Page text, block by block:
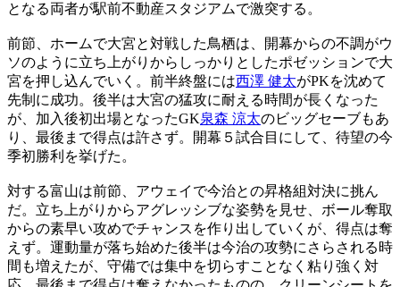
となる両者が駅前不動産スタジアムで激突する。
前節、ホームで大宮と対戦した鳥栖は、開幕からの不調がウ
ソのように立ち上がりからしっかりとしたポゼッションで大
宮を押し込んでいく。前半終盤には西澤 健太がPKを沈めて
先制に成功。後半は大宮の猛攻に耐える時間が長くなった
が、加入後初出場となったGK泉森 涼太のビッグセーブもあ
り、最後まで得点は許さず。開幕５試合目にして、待望の今
季初勝利を挙げた。
対する富山は前節、アウェイで今治との昇格組対決に挑ん
だ。立ち上がりからアグレッシブな姿勢を見せ、ボール奪取
からの素早い攻めでチャンスを作り出していくが、得点は奪
えず。運動量が落ち始めた後半は今治の攻勢にさらされる時
間も増えたが、守備では集中を切らすことなく粘り強く対